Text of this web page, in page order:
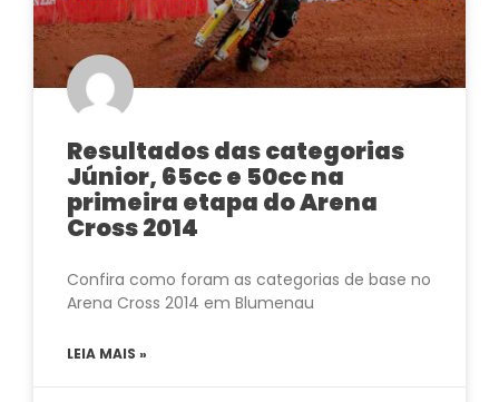
Resultados das categorias
Júnior, 65cc e 50cc na
primeira etapa do Arena
Cross 2014
Confira como foram as categorias de base no
Arena Cross 2014 em Blumenau
LEIA MAIS »